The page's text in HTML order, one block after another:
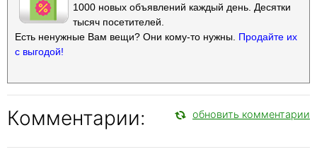
1000 новых объявлений каждый день. Десятки
тысяч посетителей.
Есть ненужные Вам вещи? Они кому-то нужны. Продайте их
с выгодой!
Комментарии: обновить комментарии